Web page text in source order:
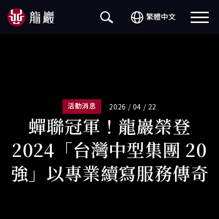
繁體中文
活動消息 2026 / 04 / 22
蟬聯冠軍！龍巖榮登
2024「台灣中型集團 20
強」以專業續寫服務傳奇